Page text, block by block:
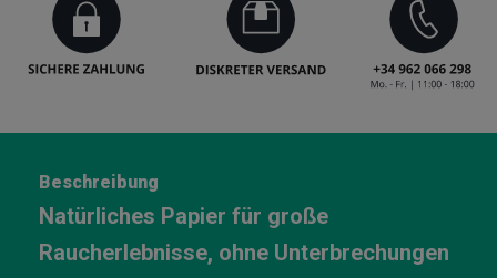
Beschreibung
Natürliches Papier für große
Raucherlebnisse, ohne Unterbrechungen